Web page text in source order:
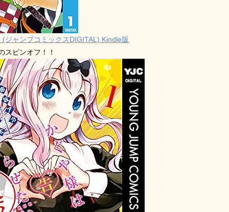
(ジャンプコミックスDIGITAL) Kindle版
スピンオフ！！